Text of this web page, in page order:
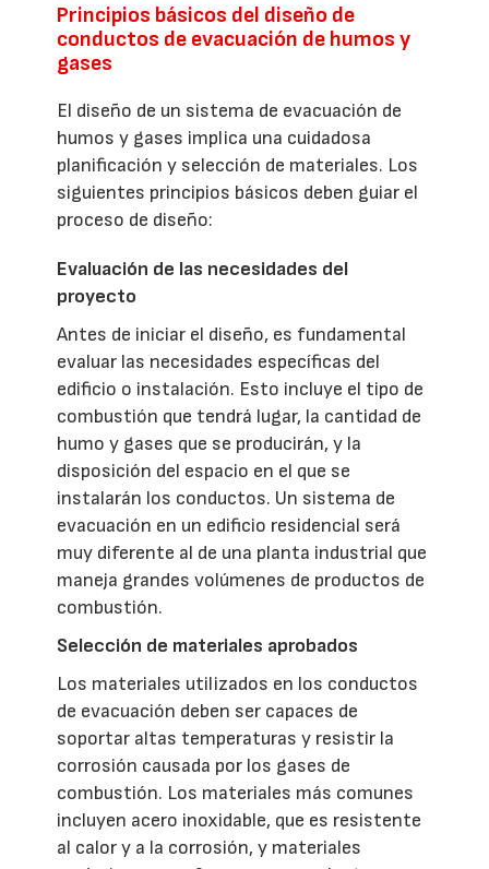
Principios básicos del diseño de
conductos de evacuación de humos y
gases
El diseño de un sistema de evacuación de
humos y gases implica una cuidadosa
planificación y selección de materiales. Los
siguientes principios básicos deben guiar el
proceso de diseño:
Evaluación de las necesidades del
proyecto
Antes de iniciar el diseño, es fundamental
evaluar las necesidades específicas del
edificio o instalación. Esto incluye el tipo de
combustión que tendrá lugar, la cantidad de
humo y gases que se producirán, y la
disposición del espacio en el que se
instalarán los conductos. Un sistema de
evacuación en un edificio residencial será
muy diferente al de una planta industrial que
maneja grandes volúmenes de productos de
combustión.
Selección de materiales aprobados
Los materiales utilizados en los conductos
de evacuación deben ser capaces de
soportar altas temperaturas y resistir la
corrosión causada por los gases de
combustión. Los materiales más comunes
incluyen acero inoxidable, que es resistente
al calor y a la corrosión, y materiales